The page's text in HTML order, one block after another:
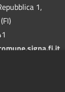
1,